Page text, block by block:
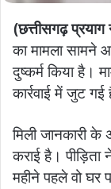
(छत्तीसगढ़
का मामला सामने
दुष्कर्म किया है।
कार्रवाई में जुट गई
मिली जानकारी के
कराई है।
महीने पहले वो